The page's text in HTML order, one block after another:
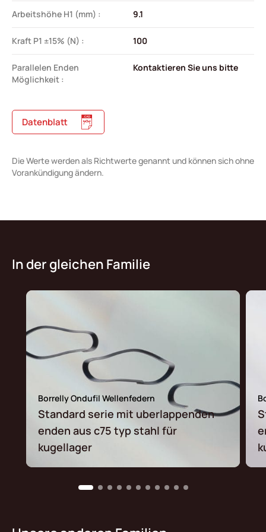
Arbeitshöhe H1 (mm) : 9.1
Kraft P1 ±15% (N) : 100
Parallelen Enden
Möglichkeit :
Kontaktieren Sie uns bitte
Datenblatt
Die Werte werden als Richtwerte genannt und können sich ohne
Vorankündigung ändern.
In der gleichen Familie
Borrelly Ondufil Wellenfedern
Standard serie mit uberlappenden
enden aus c75 typ stahl für
kugellager